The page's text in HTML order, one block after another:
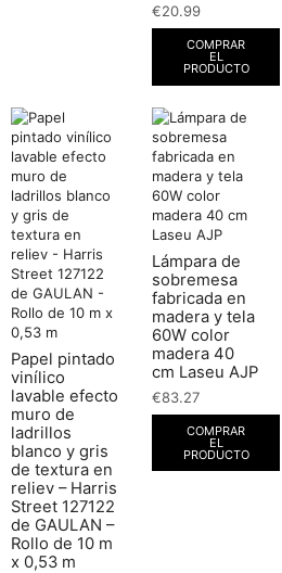
€20.99
COMPRAR
EL
PRODUCTO
Papel pintado
vinílico
lavable efecto
muro de
ladrillos
blanco y gris
de textura en
reliev – Harris
Street 127122
de GAULAN –
Rollo de 10 m
x 0,53 m
Lámpara de
sobremesa
fabricada en
madera y tela
60W color
madera 40
cm Laseu AJP
€83.27
COMPRAR
EL
PRODUCTO